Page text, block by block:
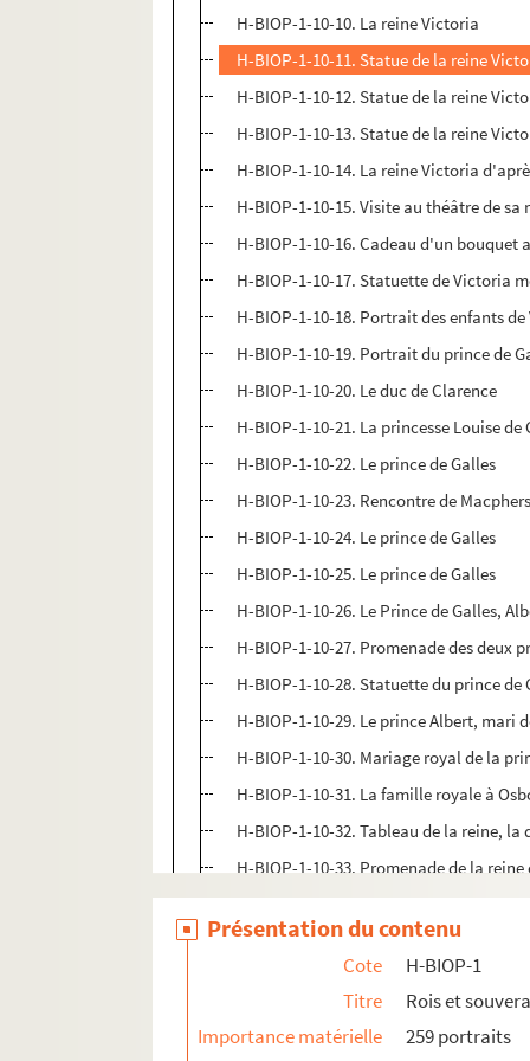
H-BIOP-1-10-10. La reine Victoria
H-BIOP-1-10-11. Statue de la reine
H-BIOP-1-10-12. Statue de la reine
H-BIOP-1-10-13. Statue de la reine
H-BIOP-1-10-14. La reine Victoria
H-BIOP-1-10-15. Visite au théâtre de sa
H-BIOP-1-10-16. Cadeau d'un bouquet
H-BIOP-1-10-17. Statuette de Victoria
H-BIOP-1-10-18. Portrait des enfants
H-BIOP-1-10-19. Portrait du prince de
H-BIOP-1-10-20. Le duc de Clarence
H-BIOP-1-10-21. La princesse Louise
H-BIOP-1-10-22. Le prince de Galles
H-BIOP-1-10-23. Rencontre de
H-BIOP-1-10-24. Le prince de Galles
H-BIOP-1-10-25. Le prince de Galles
H-BIOP-1-10-26. Le Prince de Galles,
H-BIOP-1-10-27. Promenade des deux
H-BIOP-1-10-28. Statuette du prince de
H-BIOP-1-10-29. Le prince Albert, mari
H-BIOP-1-10-30. Mariage royal de la
H-BIOP-1-10-31. La famille royale à
H-BIOP-1-10-32. Tableau de la reine,
H-BIOP-1-10-33. Promenade de la
H-BIOP-1-10-34. Promenade de la
H-BIOP-1-10-35. Portrait de la
H-BIOP-1-10-36. Le prince Albert
H-BIOP-1-10-37. Statue du prince Albert
H-BIOP-1-10-38. Abre de Noël au
Présentation du contenu
Cote
H-BIOP-1
Titre
Rois et
Importance matérielle
259 portraits